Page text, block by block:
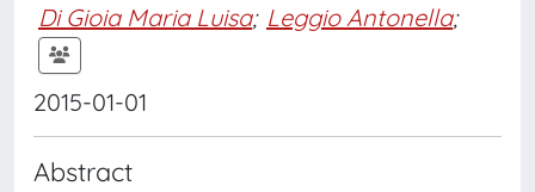
Di Gioia Maria Luisa; Leggio Antonella;
2015-01-01
Abstract